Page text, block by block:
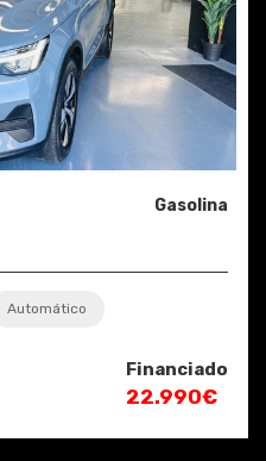
Gasolina
Automático
Financiado
22.990€